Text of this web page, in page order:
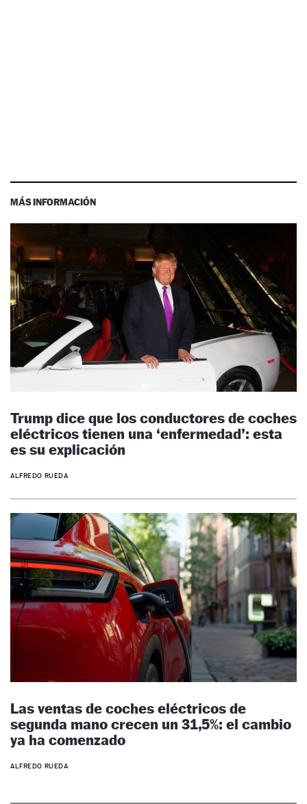
MÁS INFORMACIÓN
Trump dice que los conductores de coches
eléctricos tienen una ‘enfermedad’: esta
es su explicación
ALFREDO RUEDA
Las ventas de coches eléctricos de
segunda mano crecen un 31,5%: el cambio
ya ha comenzado
ALFREDO RUEDA